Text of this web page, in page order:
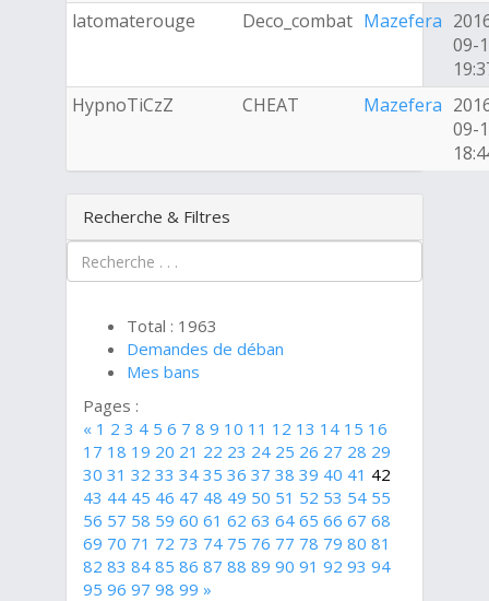
latomaterouge
Deco_combat Mazefera
09-
HypnoTiCzZ
CHEAT Mazefera
09-
Recherche & Filtres
Total : 1963
Demandes de déban
Mes bans
Pages :
« 1 2 3 4 5 6 7 8 9 10 11 12 13 14 15 16
17 18 19 20 21 22 23 24 25 26 27 28 29
30 31 32 33 34 35 36 37 38 39 40 41 42
43 44 45 46 47 48 49 50 51 52 53 54 55
56 57 58 59 60 61 62 63 64 65 66 67 68
69 70 71 72 73 74 75 76 77 78 79 80 81
82 83 84 85 86 87 88 89 90 91 92 93 94
95 96 97 98 99 »